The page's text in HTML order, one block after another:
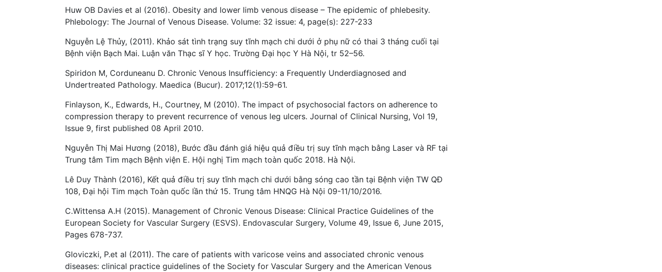
Huw OB Davies et al (2016). Obesity and lower limb venous disease – The epidemic of phlebesity.
Phlebology: The Journal of Venous Disease. Volume: 32 issue: 4, page(s): 227-233
Nguyễn Lệ Thủy, (2011). Khảo sát tình trạng suy tĩnh mạch chi dưới ở phụ nữ có thai 3 tháng cuối tại
Bệnh viện Bạch Mai. Luận văn Thạc sĩ Y học. Trường Đại học Y Hà Nội, tr 52–56.
Spiridon M, Corduneanu D. Chronic Venous Insufficiency: a Frequently Underdiagnosed and
Undertreated Pathology. Maedica (Bucur). 2017;12(1):59-61.
Finlayson, K., Edwards, H., Courtney, M (2010). The impact of psychosocial factors on adherence to
compression therapy to prevent recurrence of venous leg ulcers. Journal of Clinical Nursing, Vol 19,
Issue 9, first published 08 April 2010.
Nguyễn Thị Mai Hương (2018), Bước đầu đánh giá hiệu quả điều trị suy tĩnh mạch bằng Laser và RF tại
Trung tâm Tim mạch Bệnh viện E. Hội nghị Tim mạch toàn quốc 2018. Hà Nội.
Lê Duy Thành (2016), Kết quả điều trị suy tĩnh mạch chi dưới bằng sóng cao tần tại Bệnh viện TW QĐ
108, Đại hội Tim mạch Toàn quốc lần thứ 15. Trung tâm HNQG Hà Nội 09-11/10/2016.
C.Wittensa A.H (2015). Management of Chronic Venous Disease: Clinical Practice Guidelines of the
European Society for Vascular Surgery (ESVS). Endovascular Surgery, Volume 49, Issue 6, June 2015,
Pages 678-737.
Gloviczki, P.et al (2011). The care of patients with varicose veins and associated chronic venous
diseases: clinical practice guidelines of the Society for Vascular Surgery and the American Venous